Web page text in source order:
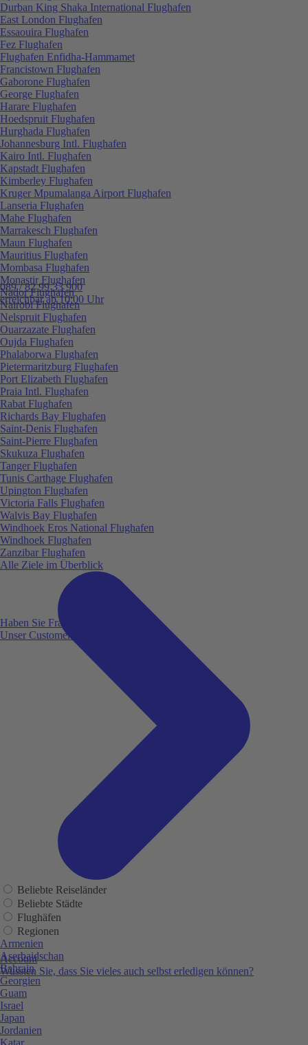
089 / 82 99 33 900
erreichbar ab 10:00 Uhr
Haben Sie Fragen?
Unser Customer Service ist für Sie da!
Account
Wussten Sie, dass Sie vieles auch selbst erledigen können?
Durban King Shaka International Flughafen
East London Flughafen
Essaouira Flughafen
Fez Flughafen
Flughafen Enfidha-Hammamet
Francistown Flughafen
Gaborone Flughafen
George Flughafen
Harare Flughafen
Hoedspruit Flughafen
Hurghada Flughafen
Johannesburg Intl. Flughafen
Kairo Intl. Flughafen
Kapstadt Flughafen
Kimberley Flughafen
Kruger Mpumalanga Airport Flughafen
Lanseria Flughafen
Mahe Flughafen
Marrakesch Flughafen
Maun Flughafen
Mauritius Flughafen
Mombasa Flughafen
Monastir Flughafen
Nador Flughafen
Nairobi Flughafen
Nelspruit Flughafen
Ouarzazate Flughafen
Oujda Flughafen
Phalaborwa Flughafen
Pietermaritzburg Flughafen
Port Elizabeth Flughafen
Praia Intl. Flughafen
Rabat Flughafen
Richards Bay Flughafen
Saint-Denis Flughafen
Saint-Pierre Flughafen
Skukuza Flughafen
Tanger Flughafen
Tunis Carthage Flughafen
Upington Flughafen
Victoria Falls Flughafen
Walvis Bay Flughafen
Windhoek Eros National Flughafen
Windhoek Flughafen
Zanzibar Flughafen
Alle Ziele im Überblick
Beliebte Reiseländer
Beliebte Städte
Flughäfen
Regionen
Armenien
Aserbaidschan
Bahrain
Georgien
Guam
Israel
Japan
Jordanien
Katar